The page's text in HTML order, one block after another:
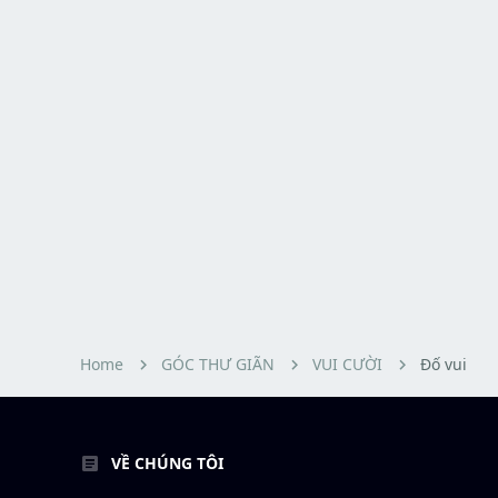
Home GÓC THƯ GIÃN VUI CƯỜI Đố vui
VỀ CHÚNG TÔI